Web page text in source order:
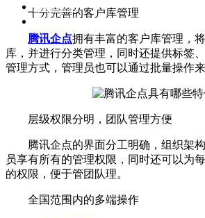
新闻动态
解决方案
十分完善的客户库管理
腾讯企点拥有丰富的客户库管理，
库，并进行分类管理，同时还提供标签
管理方式，管理员也可以通过批量操作
层级权限分明，团队管理方便
腾讯企点的界面分工明确，组织架构
员享有所有的管理权限，同时还可以为
的权限，便于管团队理。
全国范围内的多端操作